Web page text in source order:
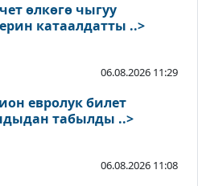
өлкөгө чыгуу
катаалдатты ..>
06.08.2026 11:29
евролук билет
табылды ..>
06.08.2026 11:08